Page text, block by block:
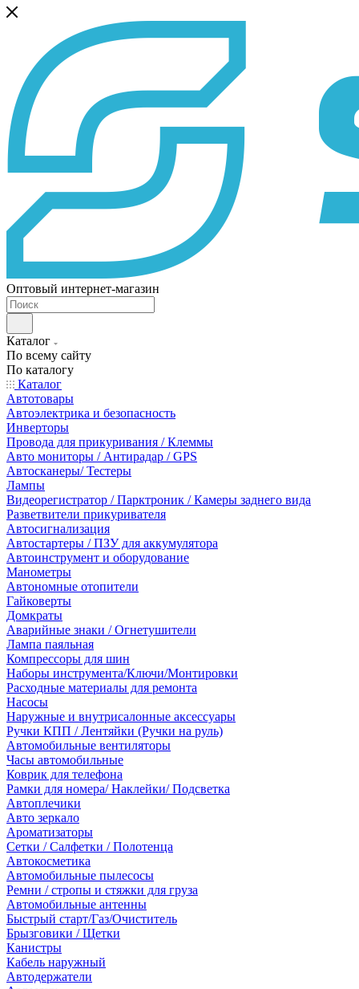
Оптовый интернет-магазин
Каталог
По всему сайту
По каталогу
Каталог
Автотовары
Автоэлектрика и безопасность
Инверторы
Провода для прикуривания / Клеммы
Авто мониторы / Антирадар / GPS
Автосканеры/ Тестеры
Лампы
Видеорегистратор / Парктроник / Камеры заднего вида
Разветвители прикуривателя
Автосигнализация
Автостартеры / ПЗУ для аккумулятора
Автоинструмент и оборудование
Манометры
Автономные отопители
Гайковерты
Домкраты
Аварийные знаки / Огнетушители
Лампа паяльная
Компрессоры для шин
Наборы инструмента/Ключи/Монтировки
Расходные материалы для ремонта
Насосы
Наружные и внутрисалонные аксессуары
Ручки КПП / Лентяйки (Ручки на руль)
Автомобильные вентиляторы
Часы автомобильные
Коврик для телефона
Рамки для номера/ Наклейки/ Подсветка
Автоплечики
Авто зеркало
Ароматизаторы
Сетки / Салфетки / Полотенца
Автокосметика
Автомобильные пылесосы
Ремни / стропы и стяжки для груза
Автомобильные антенны
Быстрый старт/Газ/Очиститель
Брызговики / Щетки
Канистры
Кабель наружный
Автодержатели